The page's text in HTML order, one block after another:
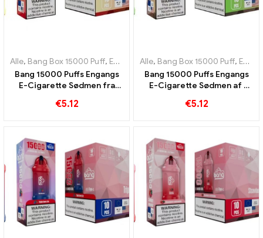
Alle, Bang Box 15000 Puff, Engangs e-cigaretter Sverige ,Engangs
Bang 15000 Puffs Engangs
E-Cigarette Sødmen fra
den forfriskende smag
€5.12
Alle, Bang Box 15000 Puff, Engangs e-cigaretter Sverige
Bang 15000 Puffs Engangs
E-Cigarette Sødmen af ​​
er en fest for sanserne
€5.12